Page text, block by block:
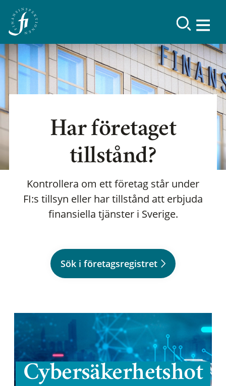
Har företaget
tillstånd?
Kontrollera om ett företag står under
FI:s tillsyn eller har tillstånd att erbjuda
finansiella tjänster i Sverige.
Sök i företagsregistret
Cybersäkerhetshot